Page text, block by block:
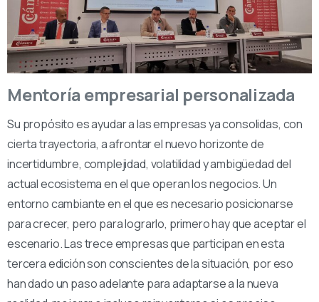
Mentoría empresarial personalizada
Su propósito es ayudar a las empresas ya consolidas, con
cierta trayectoria, a afrontar el nuevo horizonte de
incertidumbre, complejidad, volatilidad y ambigüedad del
actual ecosistema en el que operan los negocios. Un
entorno cambiante en el que es necesario posicionarse
para crecer, pero para lograrlo, primero hay que aceptar el
escenario. Las trece empresas que participan en esta
tercera edición son conscientes de la situación, por eso
han dado un paso adelante para adaptarse a la nueva